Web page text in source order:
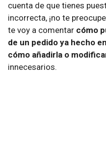
cuenta de que tienes
incorrecta, ¡no te
te voy a comentar cómo
de un pedido ya hecho
cómo añadirla o
innecesarios.